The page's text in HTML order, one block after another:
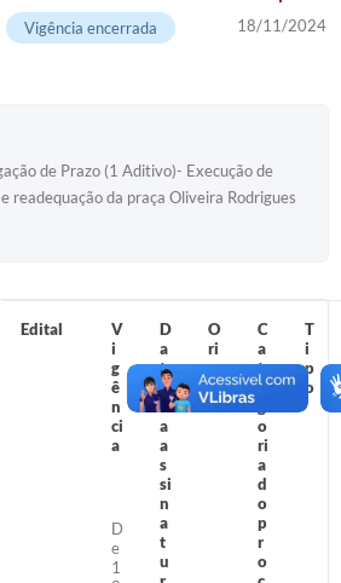
18/11/2024
Vigência encerrada
de Prazo (1 Aditivo)- Execução de
readequação da praça Oliveira Rodrigues
Edital
V
i
g
ê
n
ci
a
D
e
1
D
a
t
a
d
a
a
s
si
n
a
t
u
O
ri
g
e
m
C
a
t
e
o
ri
a
d
o
p
r
o
T
i
p
o